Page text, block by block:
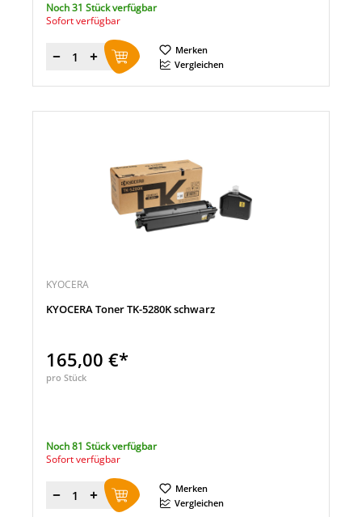
Noch 31 Stück verfügbar
Sofort verfügbar
Menge
Merken
Vergleichen
KYOCERA
KYOCERA Toner TK-5280K schwarz
165,00 €*
pro Stück
Noch 81 Stück verfügbar
Sofort verfügbar
Menge
Merken
Vergleichen